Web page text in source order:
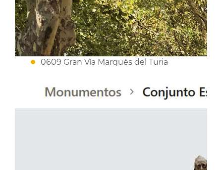
0609 Gran Vía Marqués del Turia